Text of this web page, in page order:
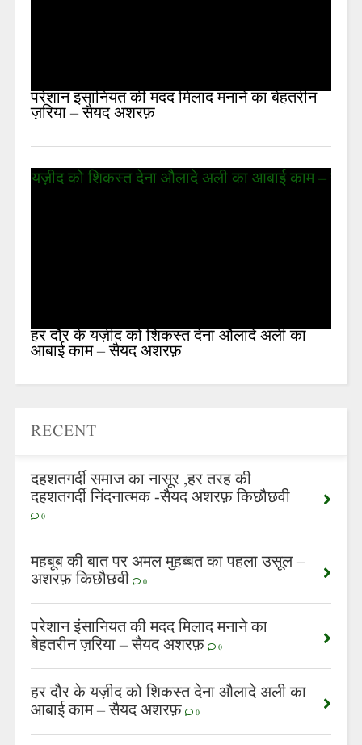
परेशान इंसानियत की मदद मिलाद मनाने का बेहतरीन
ज़रिया – सैयद अशरफ़
हर दौर के यज़ीद को शिकस्त देना औलादे अली का
आबाई काम – सैयद अशरफ़
RECENT
दहशतगर्दी समाज का नासूर ,हर तरह की
दहशतगर्दी निंदनात्मक -सैयद अशरफ़ किछौछवी
0
महबूब की बात पर अमल मुहब्बत का पहला उसूल –
अशरफ़ किछौछवी 0
परेशान इंसानियत की मदद मिलाद मनाने का
बेहतरीन ज़रिया – सैयद अशरफ़ 0
हर दौर के यज़ीद को शिकस्त देना औलादे अली का
आबाई काम – सैयद अशरफ़ 0